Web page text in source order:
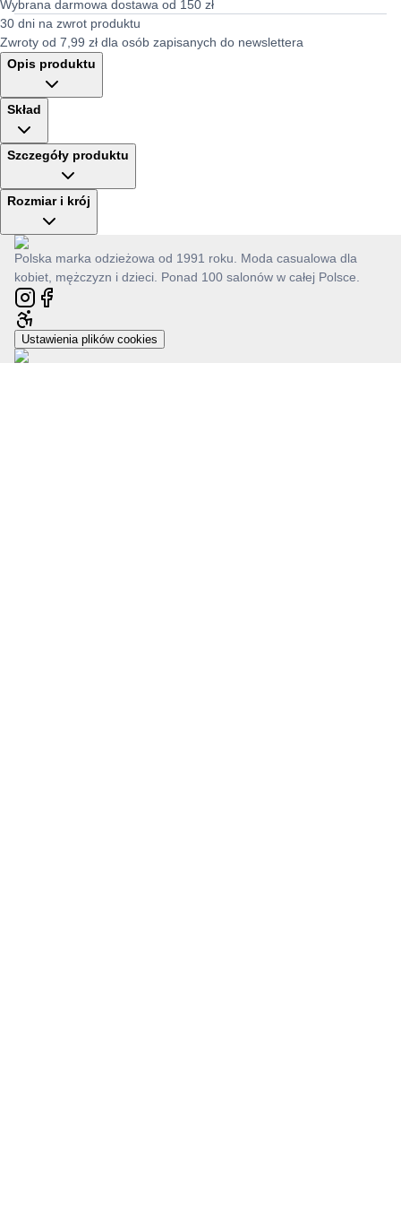
Wybrana darmowa dostawa od 150 zł
30 dni na zwrot produktu
Zwroty od 7,99 zł dla osób zapisanych do newslettera
Opis produktu
Skład
Szczegóły produktu
Rozmiar i krój
Polska marka odzieżowa od 1991 roku. Moda casualowa dla
kobiet, mężczyzn i dzieci. Ponad 100 salonów w całej Polsce.
Ustawienia plików cookies